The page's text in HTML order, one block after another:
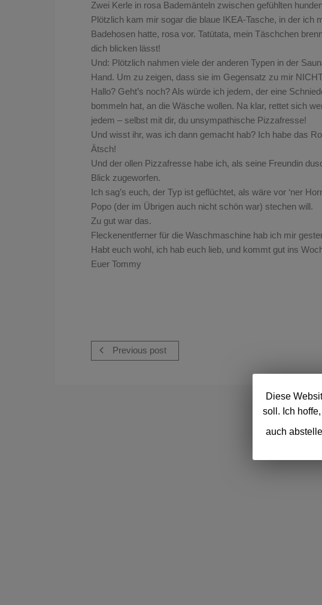
Zwei Kerle in rosa Bademänteln zwischen gefühlten
Plötzlich kam mir sogar die blaue IKEA-Tasche, in der ich
Badehosen hatte, rosa vor. Tatütata, mein Täschchen
dich blicken lässt!
Und: Plötzlich nahmen viele der anderen Typen in der
Hand. Um zu zeigen, dass sie im Gegensatz zu mir
Hallo? Geht’s noch? Als würde ich jedem, der eine
bommeln hat, an die Wäsche wollen. Na klar, rettet sich
jedem – selbst mit dir, du unsympathische Pizzafresse!
Und wisst ihr, was ich dann gemacht hab? Ich habe das
Ätsch!
Und der ollen Pizzafresse habe ich, als seine Freundin
Blick zugeworfen.
Ich sag’s euch, der Typ ist geflüchtet, als wäre vor ‘ner
Popo (der im Übrigen auch nicht schön war) stechen will.
Zu gut war das.
Fleckenentferner für die Waschmaschine hab ich mir
Habt euch wohl, ich hab euch lieb, und kommt gut ins
Euer Tommy
Previous post
Diese
soll. Ich
auch